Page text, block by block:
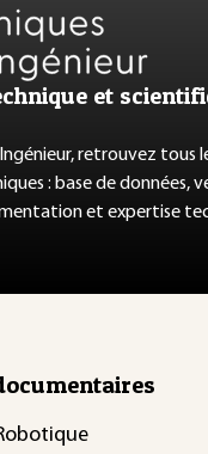
et
retrouvez tous
: base de données,
et expertise